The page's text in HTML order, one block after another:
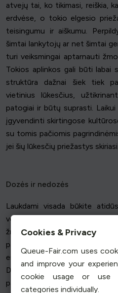
atvejų tai, ko tikimasi, reiškia,
erdvėse, o tokio elgesio
teisingumu ir aiškumu.
šimtai lankytojų ar net šimtai
turi veiksmingai aptarnauti
Tokios aplinkos gali būti labai
struktūra dažnai šiek tiek
vietinius lūkesčius,
patogiai ir būtų suprasti.
įgyvendinti skirtingose
su tomis pačiomis
jei šių lūkesčių priežastys skiriasi.
Dozės ir nedozės
Laukdami visada būkite
veiksmai gali turėti įtakos
žmonių skaičiui. Draugiška
padėti jaustis sklandžiau,
eilėje atspindi bendrus
Didžiosios Britanijos
pavyzdys, kaip elgesys lemia
Cookies & Privacy
Queue-Fair.com uses
and improve your
cookie usage or use
categories individually.